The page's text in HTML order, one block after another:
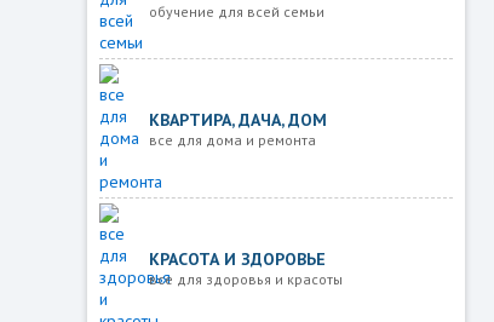
обучение для всей семьи
КВАРТИРА, ДАЧА, ДОМ
все для дома и ремонта
КРАСОТА И ЗДОРОВЬЕ
все для здоровья и красоты